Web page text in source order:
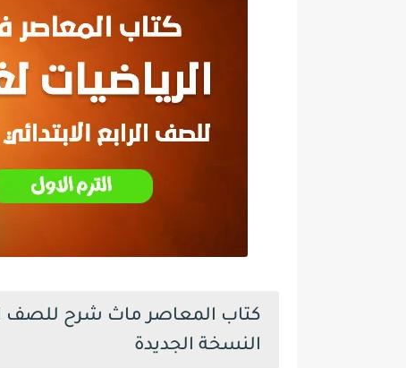
النسخة الجديدة